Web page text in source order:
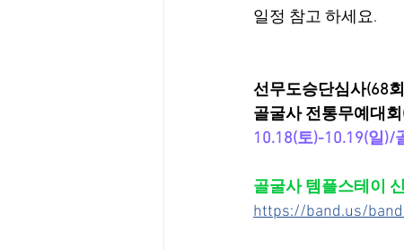
일정 참고 하세요.
선무도승단심사(68
골굴사 전통무예대
10.18(토)-10.19(일)/
골굴사 템플스테이
https://band.us/